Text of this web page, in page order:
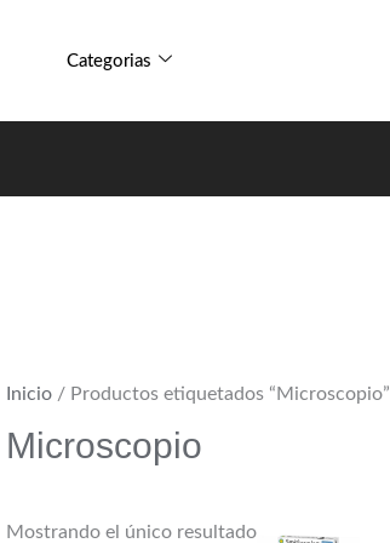
Categorias
Inicio/ Productos etiquetados “Microscopio”
Microscopio
Mostrando el único resultado